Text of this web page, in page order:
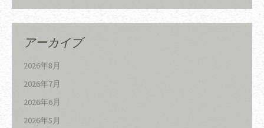
アーカイブ
2026年8月
2026年7月
2026年6月
2026年5月